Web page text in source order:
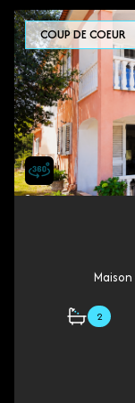
COUP DE COEUR
2